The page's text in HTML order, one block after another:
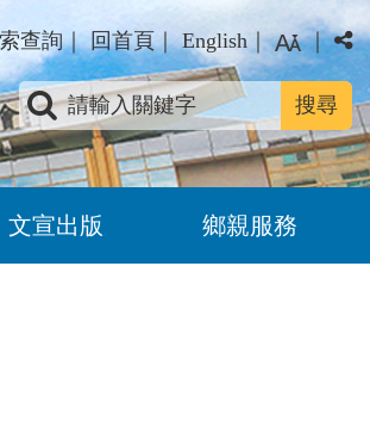
查詢｜回首頁｜English ｜ ｜
關鍵字查詢
文宣出版 鄉親服務